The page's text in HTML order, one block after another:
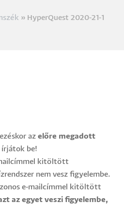
HyperQuest 2020-21-1
az előre megadott
írjátok be!
kitöltött
nem vesz figyelembe.
e-mailcímmel
kitöltött
az egyet veszi figyelembe,